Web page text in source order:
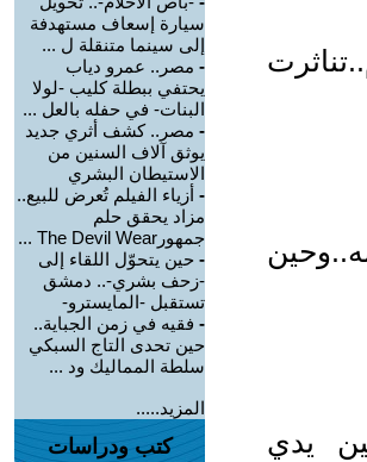
يدي
سيارة إسعاف مستهدفة
إلى سينما متنقلة ل ...
- مصر.. عمرو دياب
يحتفي ببطلة كليب -لولا
البنات- في حفله بالعل ...
- مصر.. كشف أثري جديد
يوثق آلاف السنين من
الاستيطان البشري
- أزياء الفيلم تُعرض للبيع..
مزاد يحقق حلم
جمهورThe Devil Wear ...
- حين يتحوّل اللقاء إلى
-زحف بشري-.. دمشق
تستقبل -المايسترو-
- فقيه في زمن الجباية..
حين تحدى التاج السبكي
سلطة المماليك ود ...
المزيد.....
كتب ودراسات